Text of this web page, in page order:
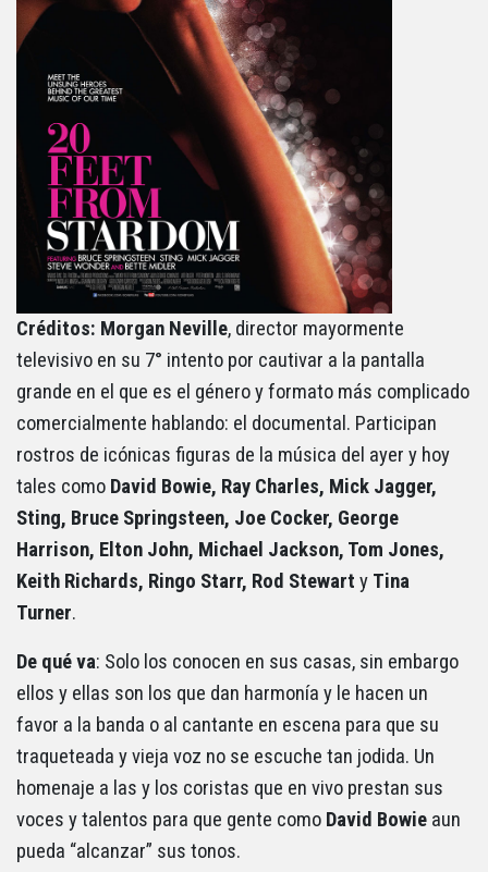
Créditos: Morgan Neville, director mayormente
televisivo en su 7° intento por cautivar a la pantalla
grande en el que es el género y formato más complicado
comercialmente hablando: el documental. Participan
rostros de icónicas figuras de la música del ayer y hoy
tales como David Bowie, Ray Charles, Mick Jagger,
Sting, Bruce Springsteen, Joe Cocker, George
Harrison, Elton John, Michael Jackson, Tom Jones,
Keith Richards, Ringo Starr, Rod Stewart y Tina
Turner.
De qué va: Solo los conocen en sus casas, sin embargo
ellos y ellas son los que dan harmonía y le hacen un
favor a la banda o al cantante en escena para que su
traqueteada y vieja voz no se escuche tan jodida. Un
homenaje a las y los coristas que en vivo prestan sus
voces y talentos para que gente como David Bowie aun
pueda “alcanzar” sus tonos.